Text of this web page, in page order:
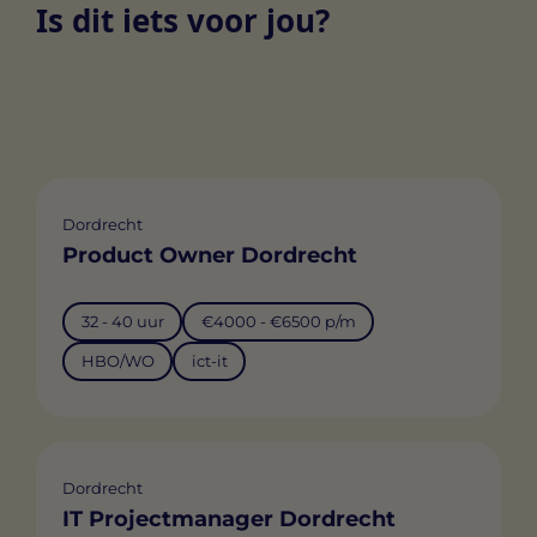
Is dit iets voor jou?
Dordrecht
Product Owner Dordrecht
32 - 40 uur €4000 - €6500 p/m
HBO/WO ict-it
Dordrecht
IT Projectmanager Dordrecht